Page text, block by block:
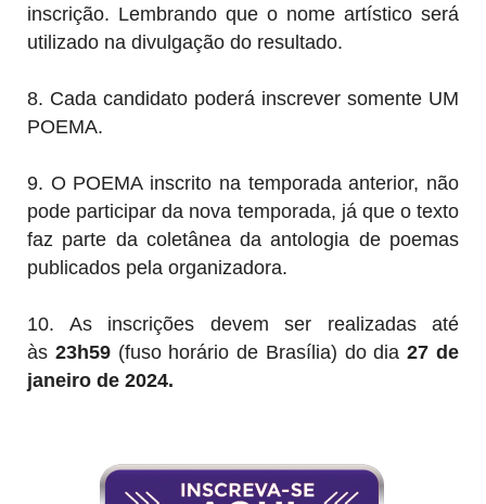
inscrição. Lembrando que o nome artístico será
utilizado na divulgação do resultado.
8. Cada candidato poderá inscrever somente UM
POEMA.
9. O POEMA inscrito na temporada anterior, não
pode participar da nova temporada, já que o texto
faz parte da coletânea da antologia de poemas
publicados pela organizadora.
10. As inscrições devem ser realizadas até
às 23h59(fuso horário de Brasília) do dia 27 de
janeiro de 2024.